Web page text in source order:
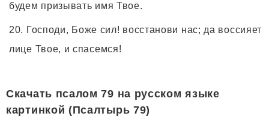
будем призывать имя Твое.
Господи, Боже сил! восстанови нас; да воссияет
лице Твое, и спасемся!
Скачать псалом 79 на русском языке
картинкой (Псалтырь 79)